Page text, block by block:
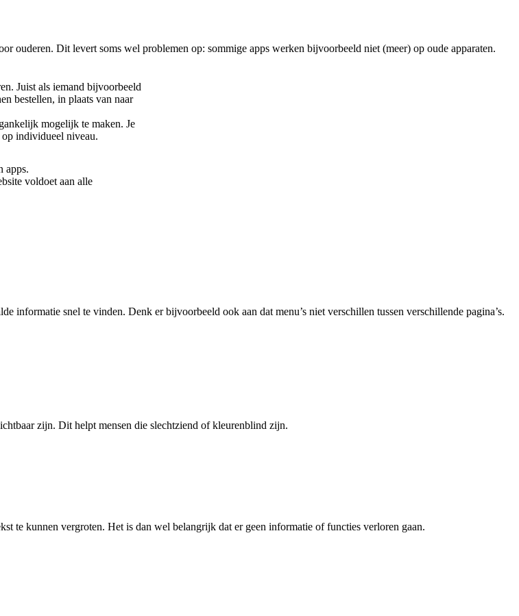
ouderen. Dit levert soms wel problemen op: sommige apps werken bijvoorbeeld niet (meer) op oude apparaten.
Juist als iemand bijvoorbeeld
bestellen, in plaats van naar
mogelijk te maken. Je
individueel niveau.
apps.
voldoet aan alle
informatie snel te vinden. Denk er bijvoorbeeld ook aan dat menu’s niet verschillen tussen verschillende pagina’s.
zijn. Dit helpt mensen die slechtziend of kleurenblind zijn.
te kunnen vergroten. Het is dan wel belangrijk dat er geen informatie of functies verloren gaan.